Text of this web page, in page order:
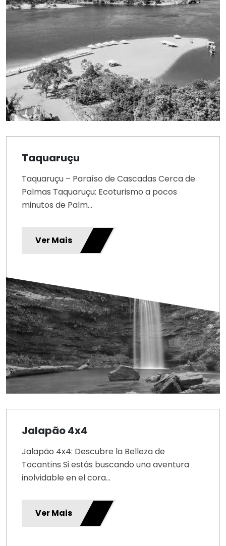
Taquaruçu
Taquaruçu – Paraíso de Cascadas Cerca de
Palmas Taquaruçu: Ecoturismo a pocos
minutos de Palm...
Ver Mais
Jalapão 4x4
Jalapão 4x4: Descubre la Belleza de
Tocantins Si estás buscando una aventura
inolvidable en el cora...
Ver Mais